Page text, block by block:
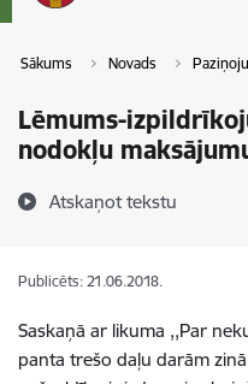
Sākums Novads
Lēmums-
nodokļu
Atskaņot tekstu
Publicēts: 21.06.2018.
Saskaņā ar likuma ,,Par
panta trešo daļu darām